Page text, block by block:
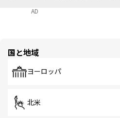
AD
国と地域
ヨーロッパ
北米